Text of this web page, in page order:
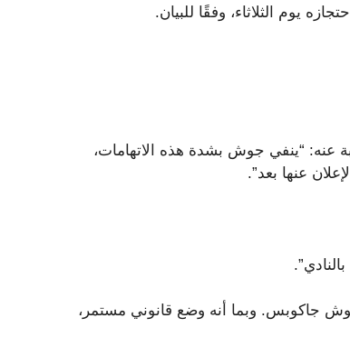
يوم الثلاثاء، وفقًا للبيان.
عنه: “ينفي جوش بشدة هذه الاتهامات،
عنها بعد”.
جاكوبس. وبما أنه وضع قانوني مستمر،